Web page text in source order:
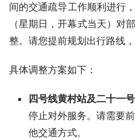
间的交通疏导工作顺利进行
（星期日，开幕式当天）对
整。请您提前规划出行路线，
具体调整方案如下：
四号线黄村站及二十一
停止对外服务。请需要
他交通方式。